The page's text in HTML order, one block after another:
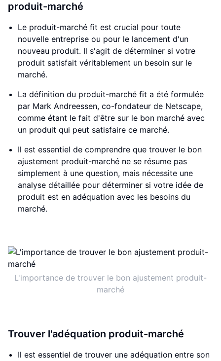
produit-marché
Le produit-marché fit est crucial pour toute
nouvelle entreprise ou pour le lancement d'un
nouveau produit. Il s'agit de déterminer si votre
produit satisfait véritablement un besoin sur le
marché.
La définition du produit-marché fit a été formulée
par Mark Andreessen, co-fondateur de Netscape,
comme étant le fait d'être sur le bon marché avec
un produit qui peut satisfaire ce marché.
Il est essentiel de comprendre que trouver le bon
ajustement produit-marché ne se résume pas
simplement à une question, mais nécessite une
analyse détaillée pour déterminer si votre idée de
produit est en adéquation avec les besoins du
marché.
L'importance de trouver le bon ajustement produit-
marché
Trouver l'adéquation produit-marché
Il est essentiel de trouver une adéquation entre son